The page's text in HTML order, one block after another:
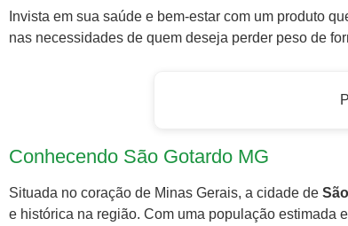
Invista em sua saúde e bem-estar com um produto
nas necessidades de quem deseja perder peso de
Conhecendo São Gotardo MG
Situada no coração de Minas Gerais, a cidade de
e histórica na região. Com uma população estimada